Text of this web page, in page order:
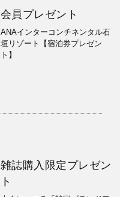
会員プレゼント
ANAインターコンチネンタル石
垣リゾート【宿泊券プレゼン
ト】
雑誌購入限定プレゼン
ト